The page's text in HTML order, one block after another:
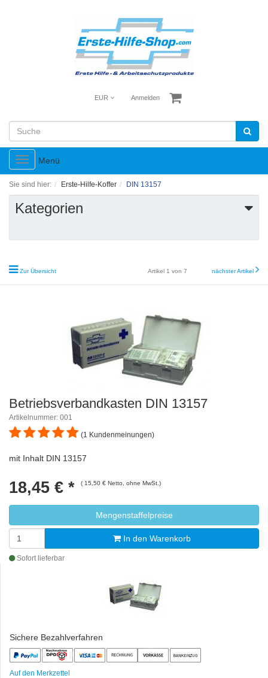
EUR Anmelden
Toggle
navigation
Menü
Sie sind hier: Erste-Hilfe-Koffer DIN 13157
Kategorien
Zur Übersicht Artikel 1 von 7 nächster Artikel
Betriebsverbandkasten DIN 13157
Artikelnummer: 001
(1 Kundenmeinungen)
mit Inhalt DIN 13157
18,45 € * ( 15,50 € Netto, ohne MwSt.)
Mengenstaffelpreise
In den Warenkorb
Sofort lieferbar
Sichere Bezahlverfahren
Auf den Merkzettel